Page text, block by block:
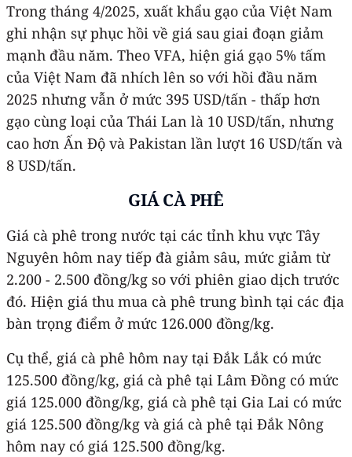
Trong tháng 4/2025, xuất khẩu gạo của Việt Nam
ghi nhận sự phục hồi về giá sau giai đoạn giảm
mạnh đầu năm. Theo VFA, hiện giá gạo 5% tấm
của Việt Nam đã nhích lên so với hồi đầu năm
2025 nhưng vẫn ở mức 395 USD/tấn - thấp hơn
gạo cùng loại của Thái Lan là 10 USD/tấn, nhưng
cao hơn Ấn Độ và Pakistan lần lượt 16 USD/tấn và
8 USD/tấn.
GIÁ CÀ PHÊ
Giá cà phê trong nước tại các tỉnh khu vực Tây
Nguyên hôm nay tiếp đà giảm sâu, mức giảm từ
2.200 - 2.500 đồng/kg so với phiên giao dịch trước
đó. Hiện giá thu mua cà phê trung bình tại các địa
bàn trọng điểm ở mức 126.000 đồng/kg.
Cụ thể, giá cà phê hôm nay tại Đắk Lắk có mức
125.500 đồng/kg, giá cà phê tại Lâm Đồng có mức
giá 125.000 đồng/kg, giá cà phê tại Gia Lai có mức
giá 125.500 đồng/kg và giá cà phê tại Đắk Nông
hôm nay có giá 125.500 đồng/kg.